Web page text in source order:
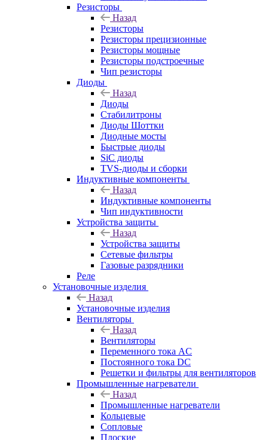
Резисторы
Назад
Резисторы
Резисторы прецизионные
Резисторы мощные
Резисторы подстроечные
Чип резисторы
Диоды
Назад
Диоды
Стабилитроны
Диоды Шоттки
Диодные мосты
Быстрые диоды
SiC диоды
TVS-диоды и сборки
Индуктивные компоненты
Назад
Индуктивные компоненты
Чип индуктивности
Устройства защиты
Назад
Устройства защиты
Сетевые фильтры
Газовые разрядники
Реле
Установочные изделия
Назад
Установочные изделия
Вентиляторы
Назад
Вентиляторы
Переменного тока AC
Постоянного тока DC
Решетки и фильтры для вентиляторов
Промышленные нагреватели
Назад
Промышленные нагреватели
Кольцевые
Сопловые
Плоские